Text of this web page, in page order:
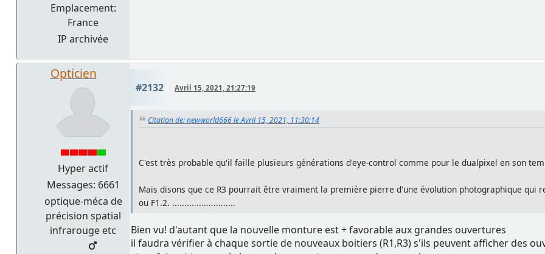
Emplacement:
France
IP archivée
Opticien
Hyper actif
Messages: 6661
optique-méca de
précision spatial
infrarouge etc
#2132 Avril 15, 2021, 21:27:19
Citation de: newworld666 le Avril 15, 2021, 11:30:14
C'est très probable qu'il faille plusieurs générations d'eye-control comme pour le dualpixel en son
Mais disons que ce R3 pourrait être vraiment la première pierre d'une évolution photographique qui
ou F1.2. ..........................
Bien vu! d'autant que la nouvelle monture est + favorable aux grandes ouvertures
il faudra vérifier à chaque sortie de nouveaux boitiers (R1,R3) s'ils peuvent afficher des